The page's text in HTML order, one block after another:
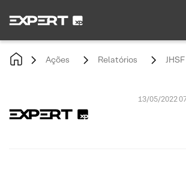
Ações Relatórios
13/05/2022